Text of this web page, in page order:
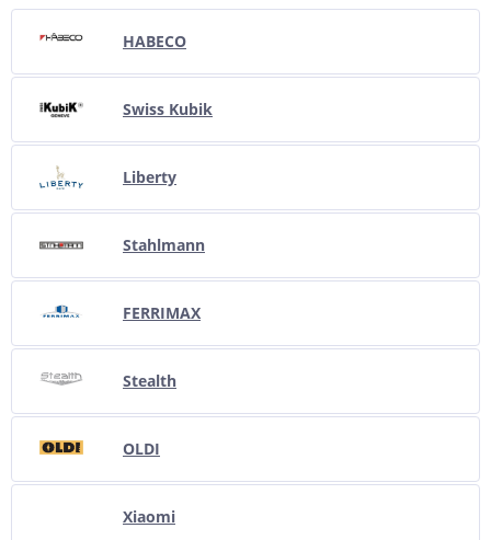
HABECO
Swiss Kubik
Liberty
Stahlmann
FERRIMAX
Stealth
OLDI
Xiaomi